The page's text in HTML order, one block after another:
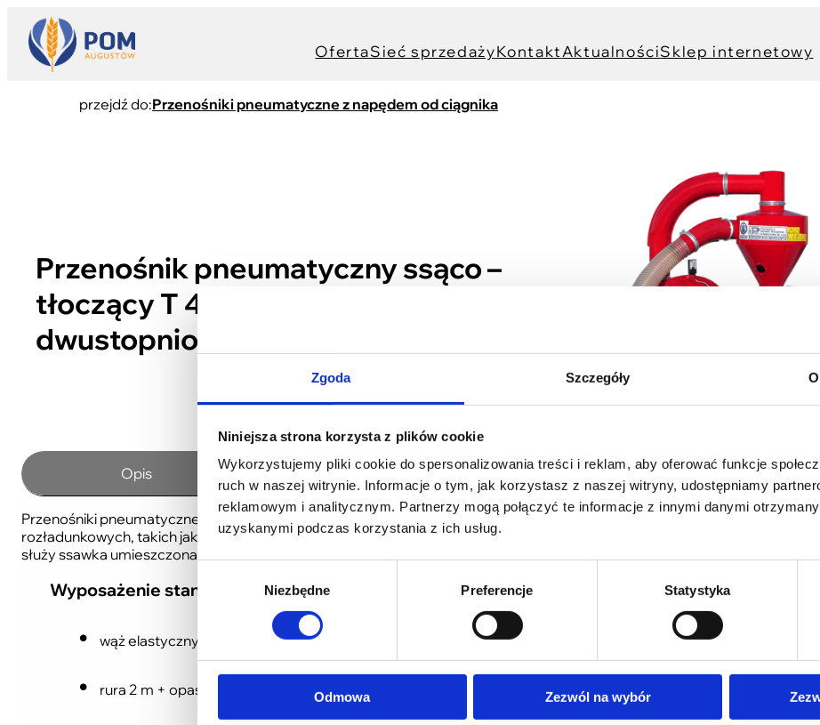
Zgoda Szczegóły
Niniejsza strona korzysta z plików cookie
Wykorzystujemy pliki cookie do spersonalizowania treści i reklam, aby oferować funkcje
ruch w naszej witrynie. Informacje o tym, jak korzystasz z naszej witryny, udostępniamy
reklamowym i analitycznym. Partnerzy mogą połączyć te informacje z innymi danymi
uzyskanymi podczas korzystania z ich usług.
zgody
Niezbędne Preferencje Statystyka
Odmowa Zezwól na wybór
OfertaSieć sprzedażyKontaktAktualnościSklep internetowy
przejdź do:Przenośniki pneumatyczne z napędem od ciągnika
Przenośnik pneumatyczny ssąco –
tłoczący T 450/1 z wentylatorem
dwustopniowym
Opis Dane techniczne Multimedia Pliki
Przenośniki pneumatyczne ssąco-tłoczące przeznaczone są do transportowania ziarna zbóż w kierunku poziomym i
rozładunkowych, takich jak: przeładunek ziarna z pryzmy, zbiorników zbożowych lub silosów z jednoczesnym
służy ssawka umieszczona na końcu elastycznego węża, a następnie poprzez cyklon i dozownik zboże przekazywane
Wyposażenie standardowe:
wąż elastyczny poliuretanowy z ssawką + opaska,
rura 2 m + opaska,